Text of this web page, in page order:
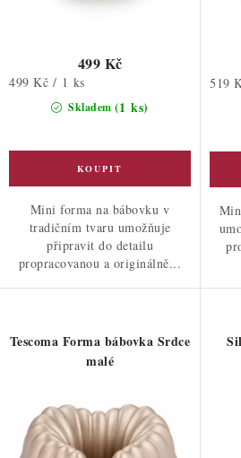
Skladem (1 ks)
499 Kč
Měrná
499 Kč / 1 ks
Mini forma na bábovku v
tradičním tvaru umožňuje
připravit do detailu
propracovanou a originálně...
519
Tescoma Forma bábovka Srdce
malé